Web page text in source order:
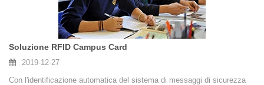
Soluzione RFID Campus Card
2019-12-27
Con l'identificazione automatica del sistema di messaggi di sicurezza